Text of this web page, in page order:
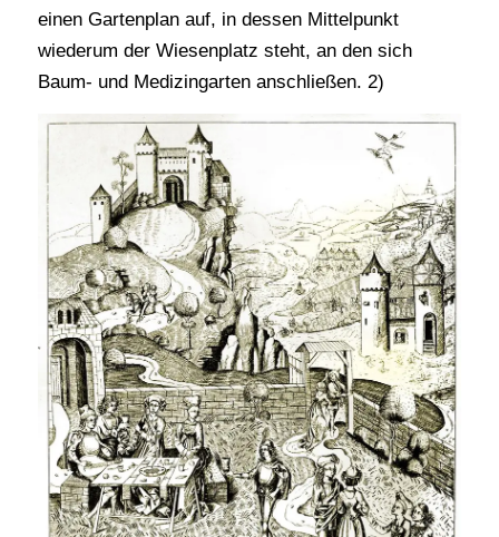
einen Gartenplan auf, in dessen Mittelpunkt
wiederum der Wiesenplatz steht, an den sich
Baum- und Medizingarten anschließen. 2)